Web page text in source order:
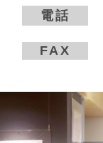
電話
FAX